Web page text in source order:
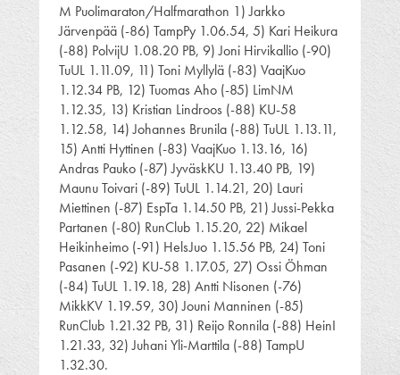
M Puolimaraton/Halfmarathon 1) Jarkko
Järvenpää (-86) TampPy 1.06.54, 5) Kari Heikura
(-88) PolvijU 1.08.20 PB, 9) Joni Hirvikallio (-90)
TuUL 1.11.09, 11) Toni Myllylä (-83) VaajKuo
1.12.34 PB, 12) Tuomas Aho (-85) LimNM
1.12.35, 13) Kristian Lindroos (-88) KU-58
1.12.58, 14) Johannes Brunila (-88) TuUL 1.13.11,
15) Antti Hyttinen (-83) VaajKuo 1.13.16, 16)
Andras Pauko (-87) JyväskKU 1.13.40 PB, 19)
Maunu Toivari (-89) TuUL 1.14.21, 20) Lauri
Miettinen (-87) EspTa 1.14.50 PB, 21) Jussi-Pekka
Partanen (-80) RunClub 1.15.20, 22) Mikael
Heikinheimo (-91) HelsJuo 1.15.56 PB, 24) Toni
Pasanen (-92) KU-58 1.17.05, 27) Ossi Öhman
(-84) TuUL 1.19.18, 28) Antti Nisonen (-76)
MikkKV 1.19.59, 30) Jouni Manninen (-85)
RunClub 1.21.32 PB, 31) Reijo Ronnila (-88) HeinI
1.21.33, 32) Juhani Yli-Marttila (-88) TampU
1.32.30.